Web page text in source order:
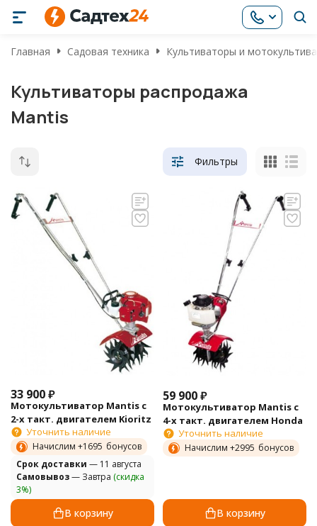
Главная Садовая техника Культиваторы и
Культиваторы распродажа
Mantis
Фильтры
33 900₽
Мотокультиватор Mantis с
2-х такт. двигателем Kioritz
Уточнить наличие
Начислим +1695 бонусов
Cрок доставки — 11 августа
Самовывоз— Завтра (скидка
3%)
В корзину
59 900₽
Мотокультиватор Mantis с
4-х такт. двигателем Honda
Уточнить наличие
Начислим +2995 бонусов
В корзину